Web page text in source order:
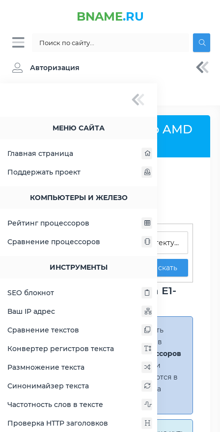
BNAME.RU
Авторизация
МЕНЮ САЙТА
Главная страница
Поддержать проект
КОМПЬЮТЕРЫ И ЖЕЛЕЗО
Рейтинг процессоров
Сравнение процессоров
ИНСТРУМЕНТЫ
SEO блокнот
Ваш IP адрес
Сравнение текстов
Конвертер регистров текста
Размножение текста
Синонимайзер текста
Частотность слов в тексте
Проверка HTTP заголовков
» Сравнение AMD E1-1500
Сравнить процессор AMD
Поиск процессоров
Искать
Сравнение процессора E1-
Справка:
Можно добавить
несколько процессоров в
сравнение(до 14 процессоров
в таблице)
. В случае если
процессоры не помещаются в
таблицу, появится полоса